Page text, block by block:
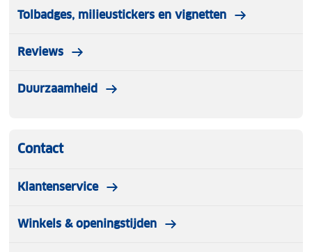
Tolbadges, milieustickers en vignetten
Reviews
Duurzaamheid
Contact
Klantenservice
Winkels & openingstijden